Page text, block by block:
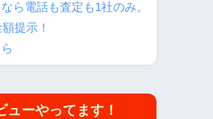
ら電話も査定も1社のみ。
提示！
ューやってます！